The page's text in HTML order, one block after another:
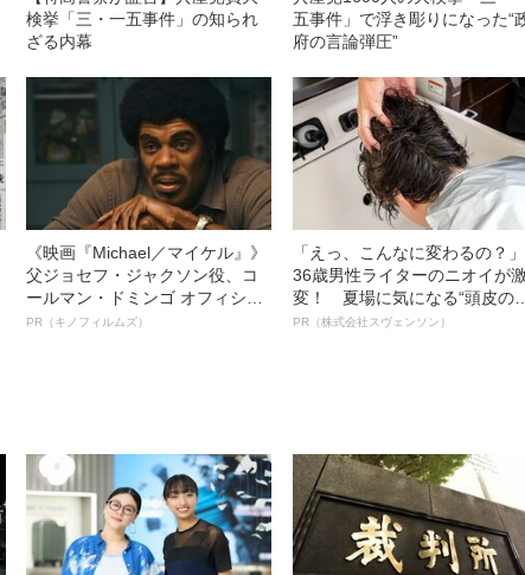
検挙「三・一五事件」の知られ
ざる内幕
五事件」で浮き彫りになった“
府の言論弾圧”
《映画『Michael／マイケル』》
父ジョセフ・ジャクソン役、コ
ールマン・ドミンゴ オフィシャ
ルインタビュー“観客を魅了した
PR（キノフィルムズ）
「えっ、こんなに変わるの？」
36歳男性ライターのニオイが激
変！ 夏場に気になる“頭皮の
オイ”や“ベタつき”を解消す
PR（株式会社スヴェンソン）